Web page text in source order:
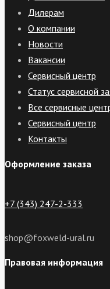
Дилерам
О компании
Новости
Вакансии
Сервисный центр
Статус сервисной
Все сервисные
Сервисный центр
Контакты
Оформление заказа
+7 (343) 247-2-333
shop@foxweld-ural.ru
Правовая информация